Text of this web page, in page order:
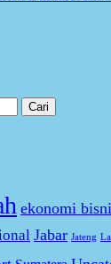
ekonomi
Jabar Jateng